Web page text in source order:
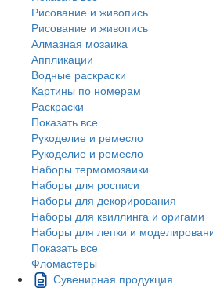
Рисование и живопись
Рисование и живопись
Алмазная мозаика
Аппликации
Водные раскраски
Картины по номерам
Раскраски
Показать все
Рукоделие и ремесло
Рукоделие и ремесло
Наборы термомозаики
Наборы для росписи
Наборы для декорирования
Наборы для квиллинга и оригами
Наборы для лепки и
Показать все
Фломастеры
Сувенирная продукция